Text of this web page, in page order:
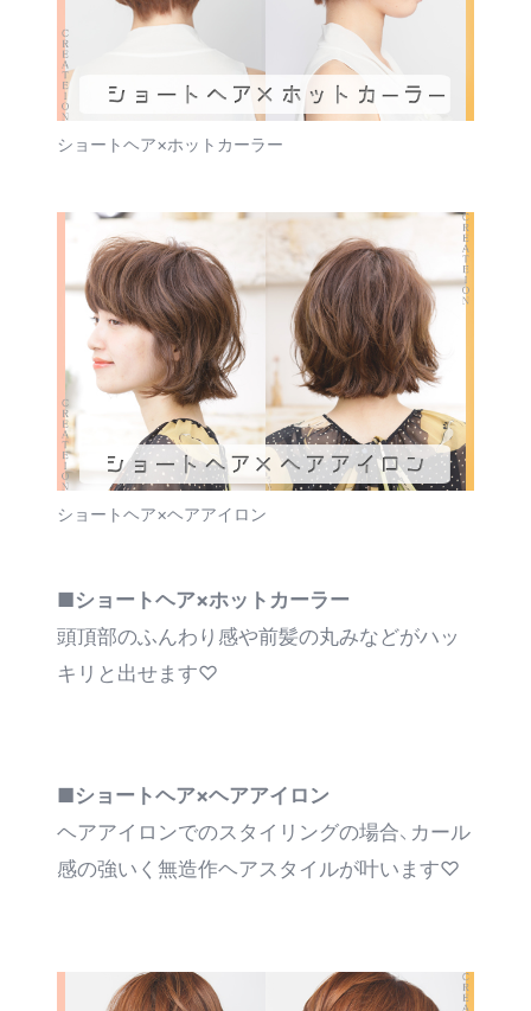
ショートヘア×ホットカーラー
ショートヘア×ヘアアイロン
■ショートヘア×ホットカーラー
頭頂部のふんわり感や前髪の丸みなどがハッ
キリと出せます♡
■ショートヘア×ヘアアイロン
ヘアアイロンでのスタイリングの場合、カール
感の強いく無造作ヘアスタイルが叶います♡